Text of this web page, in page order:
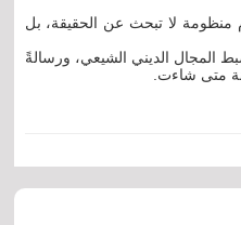
منظومة لا تبحث عن الحقيقة، بل
المجال الديني الشيعي، ورسالةً
متى شاءت.